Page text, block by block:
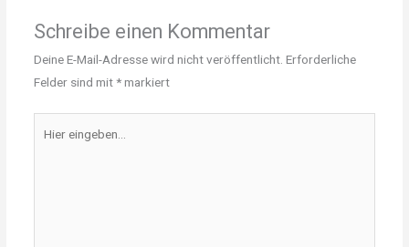
Schreibe einen Kommentar
Deine E-Mail-Adresse wird nicht veröffentlicht. Erforderliche
Felder sind mit*markiert
eingeben…